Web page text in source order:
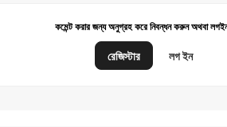
কমেন্ট করার জন্য অনুগ্রহ করে নিবন্ধন করুন অথবা
রেজিস্টার লগ ইন